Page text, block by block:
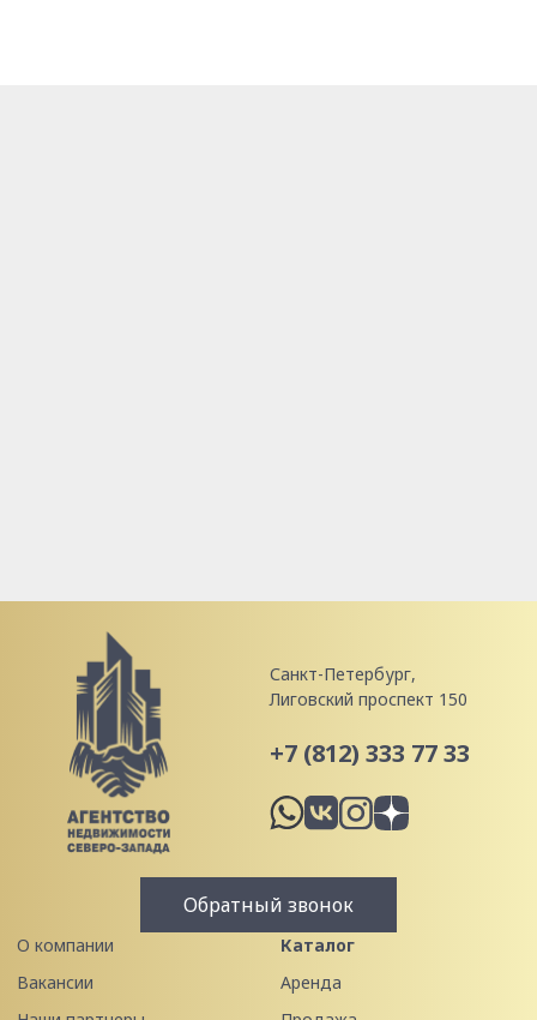
Санкт-Петербург,
Лиговский проспект 150
+7 (812) 333 77 33
Обратный звонок
О компании
Вакансии
Каталог
Аренда